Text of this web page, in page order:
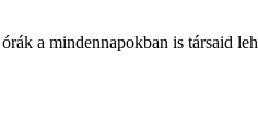
a mindennapokban is társaid